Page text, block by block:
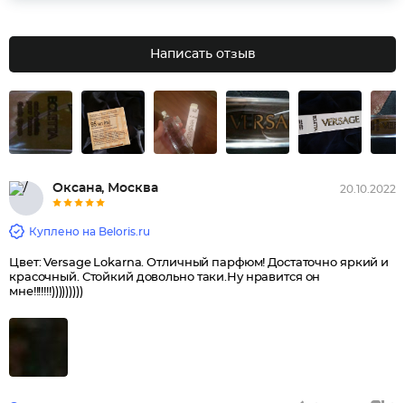
Написать отзыв
Оксана, Москва 20.10.2022
Куплено на Beloris.ru
Цвет: Versage Lokarna. Отличный парфюм! Достаточно яркий и
красочный. Стойкий довольно таки.Ну нравится он
мне!!!!!!!)))))))))